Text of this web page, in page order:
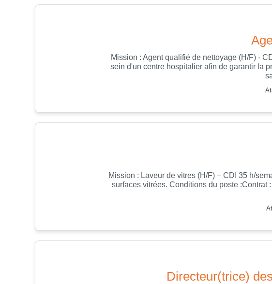
Mission : Agent qualifié de nettoyage (H/F) -
sein d'un centre hospitalier afin de garantir la
Mission : Laveur de vitres (H/F) – CDI 35 h/
surfaces vitrées. Conditions du poste :Contrat
Directeur(trice)